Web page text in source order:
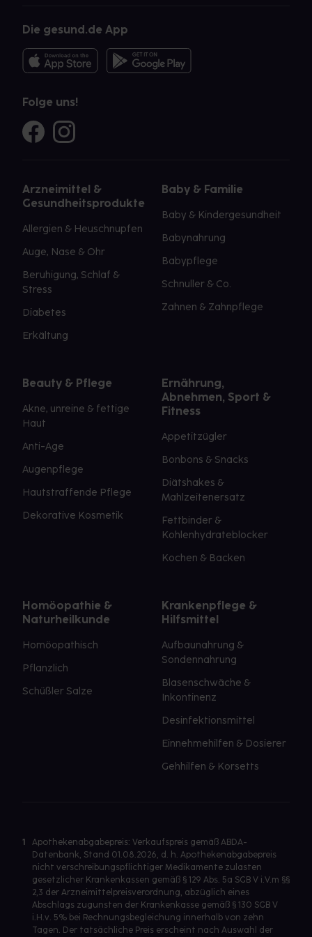
Die gesund.de App
Folge uns!
Arzneimittel &
Gesundheitsprodukte
Allergien & Heuschnupfen
Auge, Nase & Ohr
Beruhigung, Schlaf &
Stress
Diabetes
Erkältung
Baby & Familie
Baby & Kindergesundheit
Babynahrung
Babypflege
Schnuller & Co.
Zahnen & Zahnpflege
Beauty & Pflege
Akne, unreine & fettige
Haut
Anti-Age
Augenpflege
Hautstraffende Pflege
Dekorative Kosmetik
Ernährung,
Abnehmen, Sport &
Fitness
Appetitzügler
Bonbons & Snacks
Diätshakes &
Mahlzeitenersatz
Fettbinder &
Kohlenhydrateblocker
Kochen & Backen
Homöopathie &
Naturheilkunde
Homöopathisch
Pflanzlich
Schüßler Salze
Krankenpflege &
Hilfsmittel
Aufbaunahrung &
Sondennahrung
Blasenschwäche &
Inkontinenz
Desinfektionsmittel
Einnehmehilfen & Dosierer
Gehhilfen & Korsetts
1
Apothekenabgabepreis: Verkaufspreis gemäß ABDA-
Datenbank, Stand 01.08.2026, d. h. Apothekenabgabepreis
nicht verschreibungspflichtiger Medikamente zulasten
gesetzlicher Krankenkassen gemäß § 129 Abs. 5a SGB V i.V.m §§
2,3 der Arzneimittelpreisverordnung, abzüglich eines
Abschlags zugunsten der Krankenkasse gemäß § 130 SGB V
i.H.v. 5% bei Rechnungsbegleichung innerhalb von zehn
Tagen. Der tatsächliche Preis erscheint nach Auswahl der